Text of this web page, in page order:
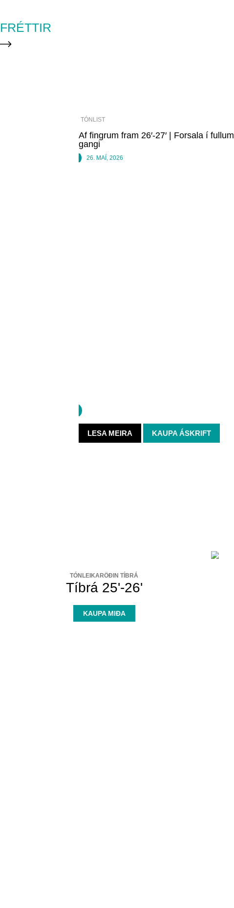
FRÉTTIR
TÓNLIST
Af fingrum fram 26′-27′ | Forsala í fullum
gangi
26. MAÍ, 2026
LESA MEIRA KAUPA ÁSKRIFT
TÓNLEIKARÖÐIN TÍBRÁ
Tíbrá 25'-26'
KAUPA MIÐA